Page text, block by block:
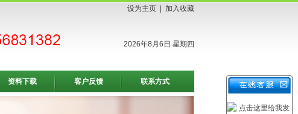
设为主页 加入收藏
2026年8月6日 星期四
资料下载 客户反馈 联系方式